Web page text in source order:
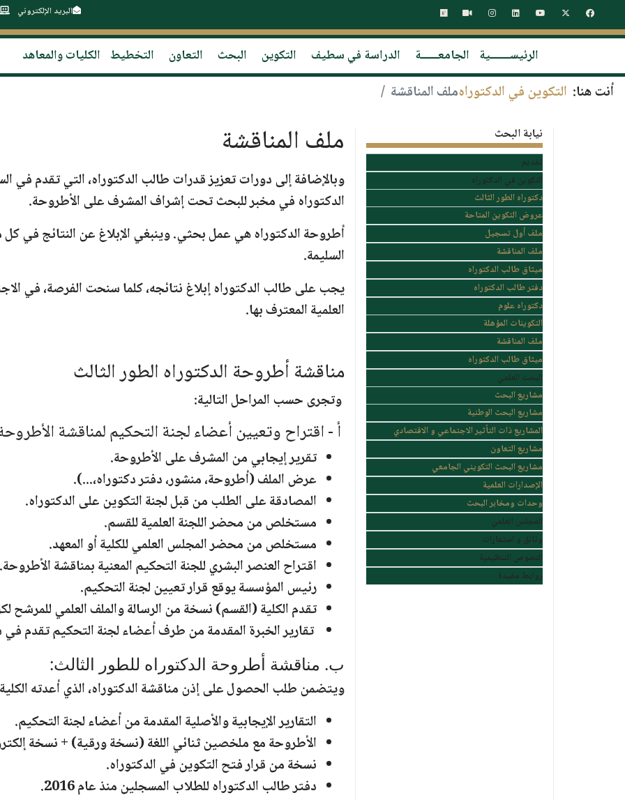
البريد الإلكتروني
الرئيســـــــية الجامعــــــة الدراسة في سطيف التكوين البحث التعاون التخطيط الكليات والمعاهد
أنت هنا: التكوين في الدكتوراهملف المناقشة
نيابة البحث
تقديم
التكوين في الدكتوراه
دكتوراه الطور الثالث
عروض التكوين المتاحة
ملف أول تسجيل
ملف المناقشة
ميثاق طالب الدكتوراه
دفتر طالب الدكتوراه
دكتوراه علوم
التكوينات المؤهلة
ملف المناقشة
ميثاق طالب الدكتوراه
البحث العلمي
مشاريع البحث
مشاريع البحث الوطنية
المشاريع ذات التأثير الاجتماعي و الاقتصادي
مشاريع التعاون
مشاريع البحث التكويني الجامعي
الإصدارات العلمية
وحدات ومخابر البحث
المجلس العلمي
وثائق و استمارات
النصوص التنظيمية
روابط مفيدة
ملف المناقشة
وبالإضافة إلى دورات تعزيز قدرات طالب الدكتوراه، التي تقدم في
الدكتوراه في مخبر للبحث تحت إشراف المشرف على الأطروحة.
أطروحة الدكتوراه هي عمل بحثي. وينبغي الإبلاغ عن النتائج في كل
السليمة.
يجب على طالب الدكتوراه إبلاغ نتائجه، كلما سنحت الفرصة، في
العلمية المعترف بها.
مناقشة أطروحة الدكتوراه الطور الثالث
وتجرى حسب المراحل التالية:
أ - اقتراح وتعيين أعضاء لجنة التحكيم لمناقشة
تقرير إيجابي من المشرف على الأطروحة.
عرض الملف (أطروحة، منشور، دفتر دكتوراه،...).
المصادقة على الطلب من قبل لجنة التكوين على الدكتوراه.
مستخلص من محضر اللجنة العلمية للقسم.
مستخلص من محضر المجلس العلمي للكلية أو المعهد.
اقتراح العنصر البشري للجنة التحكيم المعنية بمناقشة الأطروحة.
رئيس المؤسسة يوقع قرار تعيين لجنة التحكيم.
تقدم الكلية (القسم) نسخة من الرسالة والملف العلمي للمرشح
تقارير الخبرة المقدمة من طرف أعضاء لجنة التحكيمتقدمفي
ب. مناقشة أطروحة الدكتوراه للطور الثالث:
ويتضمن طلب الحصول على إذن مناقشة الدكتوراه، الذي أعدته الكلية،
التقارير الإيجابية والأصلية المقدمة من أعضاء لجنة التحكيم.
الأطروحة مع ملخصين ثنائي اللغة (نسخة ورقية) + نسخة
نسخة من قرار فتحالتكوين في الدكتوراه.
دفتر طالب الدكتوراه للطلاب المسجلين منذ عام 2016.